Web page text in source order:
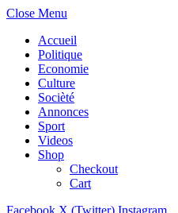
Close Menu
Accueil
Politique
Economie
Culture
Socièté
Annonces
Sport
Videos
Shop
Checkout
Cart
Facebook X (Twitter) Instagram